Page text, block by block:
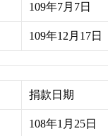
109年7月7日
109年12月17日
捐款日期
108年1月25日